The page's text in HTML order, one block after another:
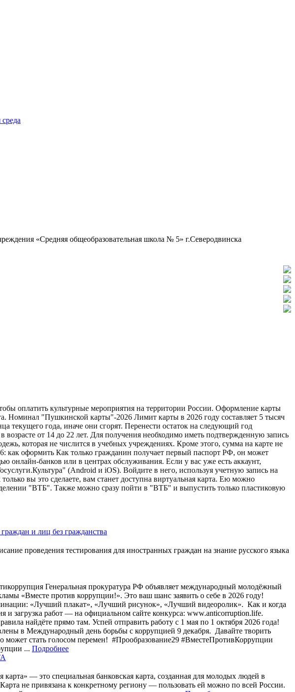
«Средняя общеобразовательная школа № 5» г.Северодвинска
оплатить культурные мероприятия на территории России. Оформление карты
Номинал "Пушкинской карты"-2026 Лимит карты в 2026 году составляет 5 тысяч
текущего года, иначе они сгорят. Перенести остаток на следующий год
от 14 до 22 лет. Для получения необходимо иметь подтвержденную запись
которая не числится в учебных учреждениях. Кроме этого, сумма на карте не
как оформить Как только гражданин получает первый паспорт РФ, он может
онлайн-банков или в центрах обслуживания. Если у вас уже есть аккаунт,
(Android и iOS). Войдите в него, используя учетную запись на
вы это сделаете, вам станет доступна виртуальная карта. Ею можно
"ВТБ". Также можно сразу пойти в "ВТБ" и выпустить только пластиковую
и лиц без гражданства
проведения тестирования для иностранных граждан на знание русского языка
Генеральная прокуратура РФ объявляет международный молодёжный
«Вместе против коррупции!». Это ваш шанс заявить о себе в 2026 году!
«Лучший плакат», «Лучший рисунок», «Лучший видеоролик». ⁣ Как и когда
и загрузка работ — на официальном сайте конкурса: www.anticorruption.life.
найдёте прямо там. Успей отправить работу с 1 мая по 1 октября 2026 года!
в Международный день борьбы с коррупцией 9 декабря. ⁣ Давайте творить
может стать голосом перемен! ⁣ #Прообразование29 #ВместеПротивКоррупции
... Подробнее
— это специальная банковская карта, созданная для молодых людей в
не привязана к конкретному региону — пользовать ей можно по всей России.